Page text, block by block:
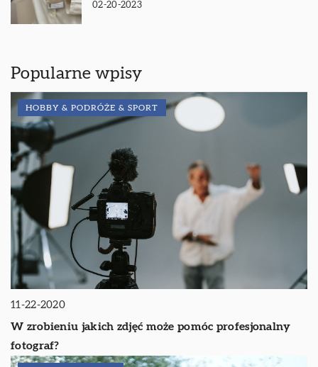
02-20-2023
Popularne wpisy
HOBBY & PODRÓŻE & SPORT
11-22-2020
W zrobieniu jakich zdjęć może pomóc profesjonalny
fotograf?